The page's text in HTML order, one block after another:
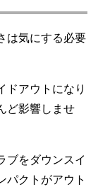
は気にする必要
ドアウトになり
ど影響しませ
ブをダウンスイ
パクトがアウト